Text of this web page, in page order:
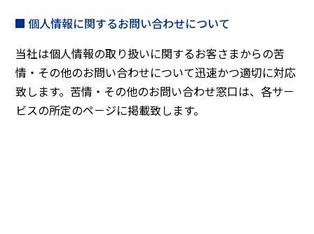
個人情報に関するお問い合わせについて
当社は個人情報の取り扱いに関するお客さまからの苦
情・その他のお問い合わせについて迅速かつ適切に対応
致します。苦情・その他のお問い合わせ窓口は、各サ－
ビスの所定のペ－ジに掲載致します。